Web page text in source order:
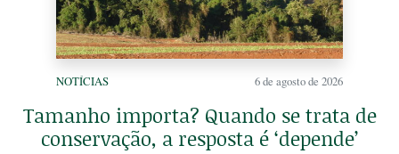
NOTÍCIAS 6 de agosto de 2026
Tamanho importa? Quando se trata de
conservação, a resposta é ‘depende’